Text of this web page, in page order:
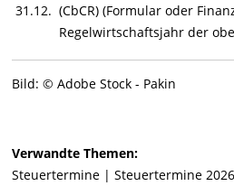
31.12. (CbCR) (Formular oder
Regelwirtschaftsjahr der
Bild: © Adobe Stock - Pakin
Verwandte Themen:
Steuertermine | Steuertermine 2026